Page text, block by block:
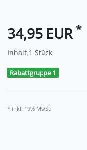
34,95 EUR *
Inhalt 1 Stück
Rabattgruppe 1
* inkl. 19% MwSt.